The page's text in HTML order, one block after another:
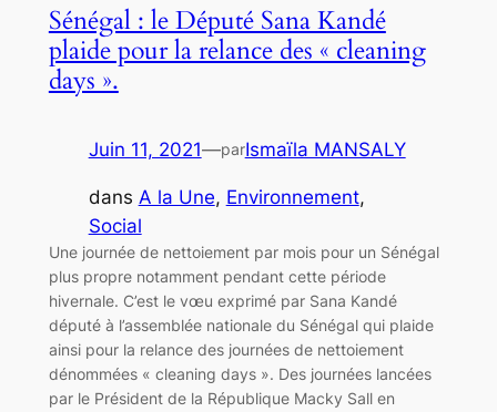
Sénégal : le Député Sana Kandé
plaide pour la relance des « cleaning
days ».
Juin 11, 2021—parIsmaïla MANSALY
dans A la Une, Environnement
Social
Une journée de nettoiement par mois pour un Sénégal
plus propre notamment pendant cette période
hivernale. C’est le vœu exprimé par Sana Kandé
député à l’assemblée nationale du Sénégal qui plaide
ainsi pour la relance des journées de nettoiement
dénommées « cleaning days ». Des journées lancées
par le Président de la République Macky Sall en